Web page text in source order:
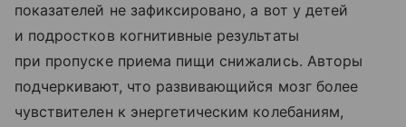
показателей не зафиксировано, а вот у детей
и подростков когнитивные результаты
при пропуске приема пищи снижались. Авторы
подчеркивают, что развивающийся мозг более
чувствителен к энергетическим колебаниям,